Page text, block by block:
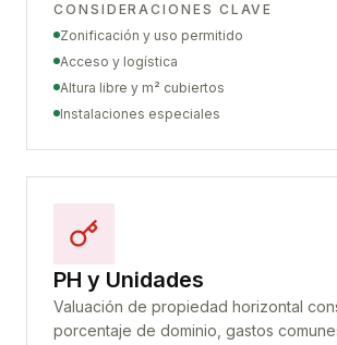
CONSIDERACIONES CLAVE
Zonificación y uso permitido
Acceso y logística
Altura libre y m² cubiertos
Instalaciones especiales
PH y Unidades
Valuación de propiedad horizontal
porcentaje de dominio, gastos